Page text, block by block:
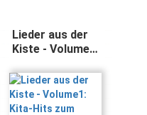
Lieder aus der
Kiste - Volume1:
Mitsingen und
Musizieren